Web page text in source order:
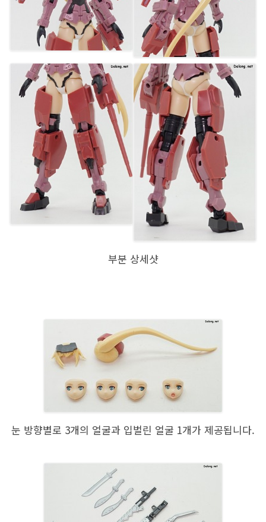
부분 상세샷
눈 방향별로 3개의 얼굴과 입벌린 얼굴 1개가 제공됩니다.